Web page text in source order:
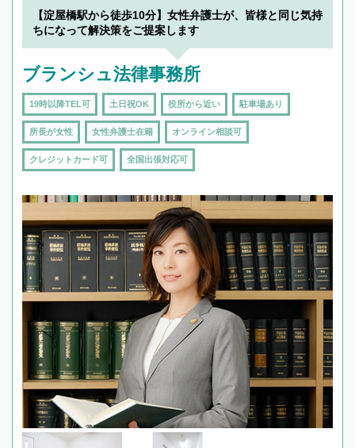
でフィーリングも重要です。実際に電話や面談
で複数の弁護士と会話をしてウマが合う方に依
【淀屋橋駅から徒歩10分】女性弁護士が、皆様と同じ気持
ちになって解決策をご提案します
ブランシュ法律事務所
19時以降TEL可 土日祝OK 役所から近い 駐車場あり
所長が女性 女性弁護士在籍 オンライン相談可
クレジットカード可 全国出張対応可